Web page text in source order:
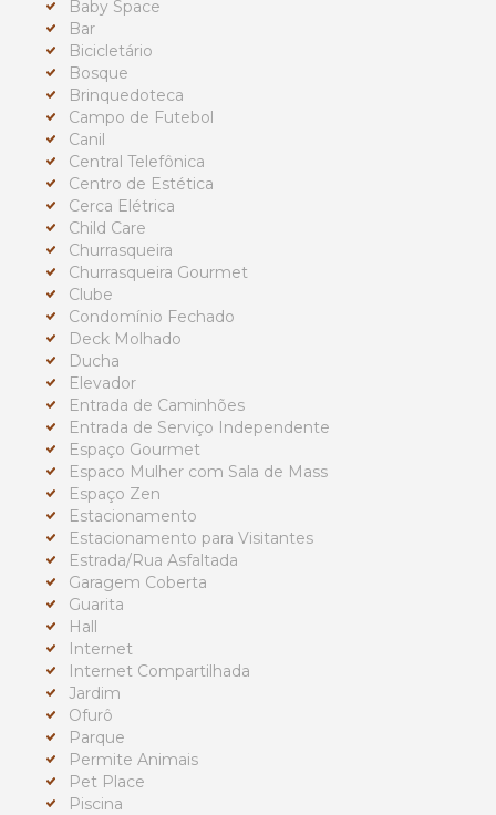
Baby Space
Bar
Bicicletário
Bosque
Brinquedoteca
Campo de Futebol
Canil
Central Telefônica
Centro de Estética
Cerca Elétrica
Child Care
Churrasqueira
Churrasqueira Gourmet
Clube
Condomínio Fechado
Deck Molhado
Ducha
Elevador
Entrada de Caminhões
Entrada de Serviço Independente
Espaço Gourmet
Espaco Mulher com Sala de Mass
Espaço Zen
Estacionamento
Estacionamento para Visitantes
Estrada/Rua Asfaltada
Garagem Coberta
Guarita
Hall
Internet
Internet Compartilhada
Jardim
Ofurô
Parque
Permite Animais
Pet Place
Piscina